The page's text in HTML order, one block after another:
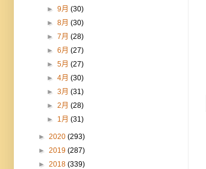
►9月(30)
►8月(30)
►7月(28)
►6月(27)
►5月(27)
►4月(30)
►3月(31)
►2月(28)
► 1月(31)
► 2020 (293)
► 2019 (287)
► 2018 (339)